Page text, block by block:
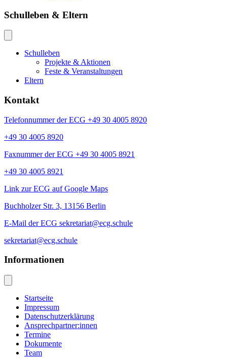
Schulleben & Eltern
Schulleben
Projekte & Aktionen
Feste & Veranstaltungen
Eltern
Kontakt
Telefonnummer der ECG +49 30 4005 8920
+49 30 4005 8920
Faxnummer der ECG +49 30 4005 8921
+49 30 4005 8921
Link zur ECG auf Google Maps
Buchholzer Str. 3, 13156 Berlin
E-Mail der ECG sekretariat@ecg.schule
sekretariat@ecg.schule
Informationen
Startseite
Impressum
Datenschutzerklärung
Ansprechpartner:innen
Termine
Dokumente
Team